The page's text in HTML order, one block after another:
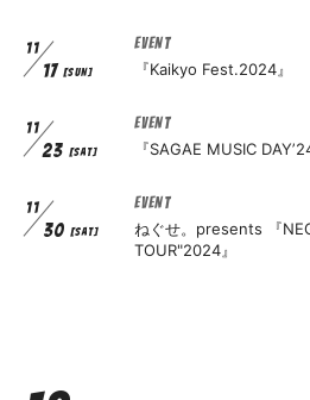
11
17 [SUN]
EVENT
『Kaikyo Fest.2024』
11
23 [SAT]
EVENT
『SAGAE MUSIC
11
30 [SAT]
EVENT
ねぐせ。presents 『
TOUR"2024』